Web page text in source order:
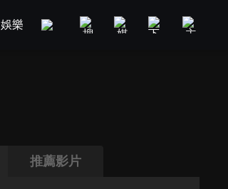
娛樂 美食旅遊 新聞政論
推薦影片